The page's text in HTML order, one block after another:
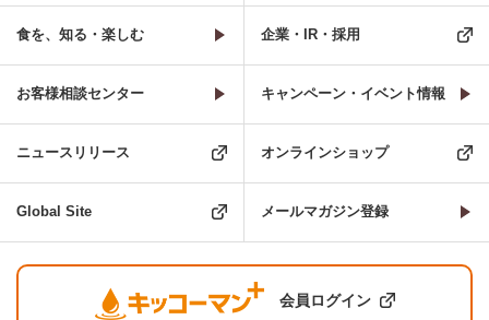
食を、知る・楽しむ 企業・IR・採用
お客様相談センター キャンペーン・イベント情報
ニュースリリース オンラインショップ
Global Site メールマガジン登録
会員ログイン